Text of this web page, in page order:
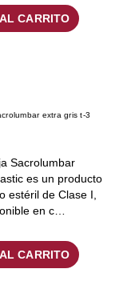
CARRITO
extra gris t-3
Sacrolumbar
es un producto
estéril de Clase I,
en c…
CARRITO